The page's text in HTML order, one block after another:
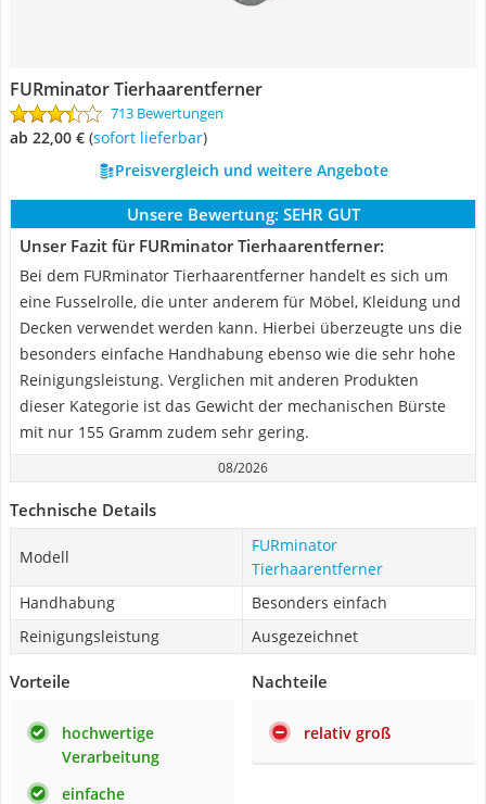
FURminator Tierhaarentferner
713 Bewertungen
ab 22,00 € ( Sofort lieferbar)
Preisvergleich und weitere Angebote
Unsere Bewertung: SEHR GUT
Unser Fazit für FURminator Tierhaarentferner:
Bei dem FURminator Tierhaarentferner handelt es sich um
eine Fusselrolle, die unter anderem für Möbel, Kleidung und
Decken verwendet werden kann. Hierbei überzeugte uns die
besonders einfache Handhabung ebenso wie die sehr hohe
Reinigungsleistung. Verglichen mit anderen Produkten
dieser Kategorie ist das Gewicht der mechanischen Bürste
mit nur 155 Gramm zudem sehr gering.
08/2026
Technische Details
Modell
FURminator
Tierhaarentferner
Handhabung
Besonders einfach
Reinigungsleistung
Ausgezeichnet
Vorteile
hochwertige
Verarbeitung
einfache
Nachteile
relativ groß